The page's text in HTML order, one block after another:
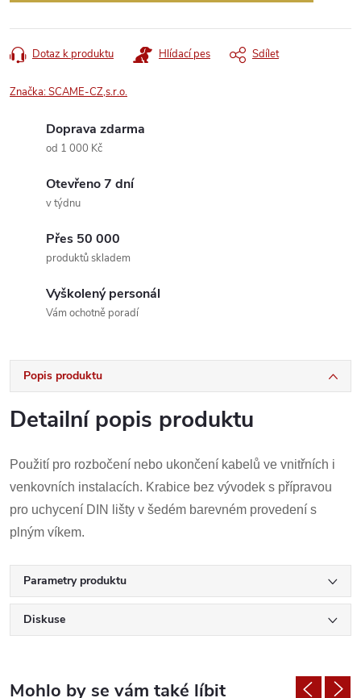
Dotaz k produktu Hlídací pes Sdílet
Značka:SCAME-CZ,s.r.o.
Doprava zdarma
od 1 000 Kč
Otevřeno 7 dní
v týdnu
Přes 50 000
produktů skladem
Vyškolený personál
Vám ochotně poradí
Popis produktu
Detailní popis produktu
Použití pro rozbočení nebo ukončení kabelů ve vnitřních i
venkovních instalacích. Krabice bez vývodek s přípravou
pro uchycení DIN lišty v šedém barevném provedení s
plným víkem.
Parametry produktu
Diskuse